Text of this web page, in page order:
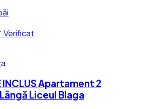
Verificat
INCLUS Apartament 2
Liceul Blaga